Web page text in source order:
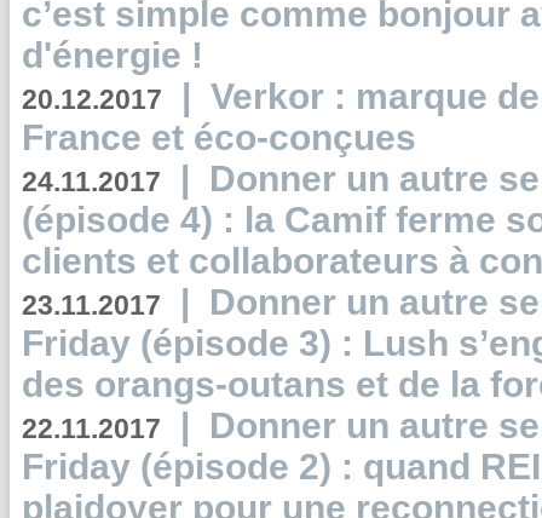
c’est simple comme bonjour
d'énergie !
20.12.2017 | Verkor : marque
France et éco-conçues
24.11.2017 | Donner un autre
(épisode 4) : la Camif ferme
clients et collaborateurs à
23.11.2017 | Donner un autre
Friday (épisode 3) : Lush
des orangs-outans et de la
22.11.2017 | Donner un autre
Friday (épisode 2) : quand
plaidoyer pour une